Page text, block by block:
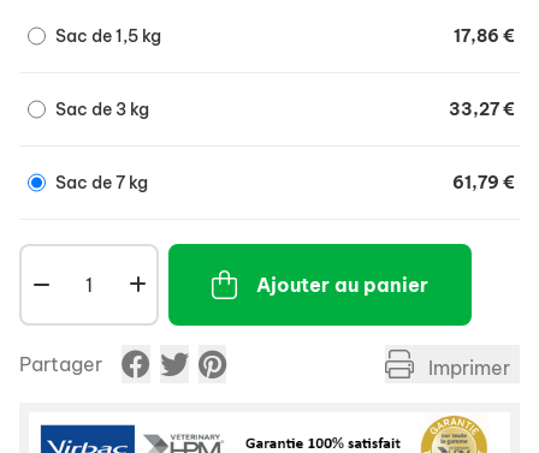
Sac de 1,5 kg 17,86 €
Sac de 3 kg 33,27 €
Sac de 7 kg 61,79 €
Ajouter au panier
Partager Imprimer